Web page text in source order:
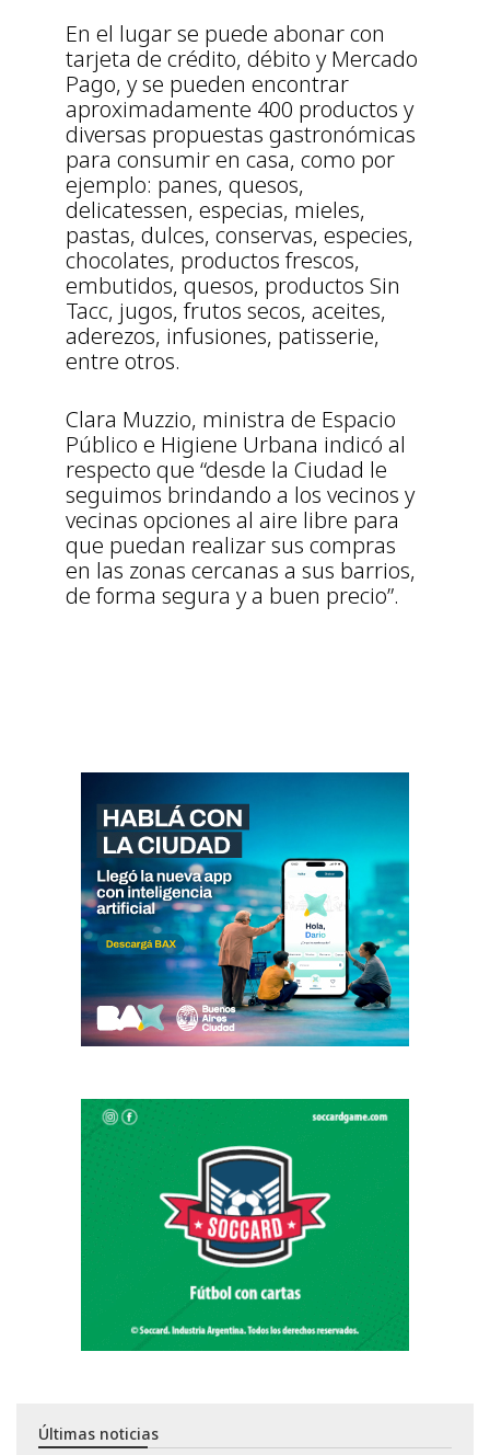
En el lugar se puede abonar con
tarjeta de crédito, débito y Mercado
Pago, y se pueden encontrar
aproximadamente 400 productos y
diversas propuestas gastronómicas
para consumir en casa, como por
ejemplo: panes, quesos,
delicatessen, especias, mieles,
pastas, dulces, conservas, especies,
chocolates, productos frescos,
embutidos, quesos, productos Sin
Tacc, jugos, frutos secos, aceites,
aderezos, infusiones, patisserie,
entre otros.
Clara Muzzio, ministra de Espacio
Público e Higiene Urbana indicó al
respecto que “desde la Ciudad le
seguimos brindando a los vecinos y
vecinas opciones al aire libre para
que puedan realizar sus compras
en las zonas cercanas a sus barrios,
de forma segura y a buen precio”.
Últimas noticias